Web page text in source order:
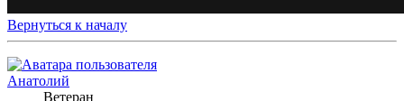
Вернуться к началу
Анатолий
Ветеран